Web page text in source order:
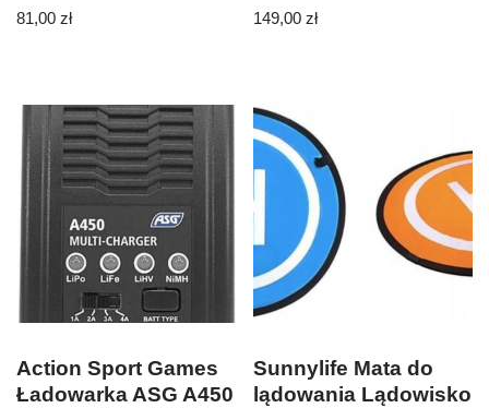
81,00 zł 149,00zł
Action Sport Games
Ładowarka ASG A450
Sunnylife Mata do
lądowania Lądowisko